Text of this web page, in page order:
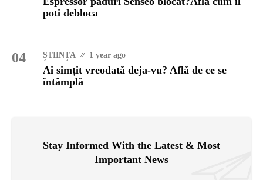
poti debloca
04 ȘTIINȚA 1 year ago
Ai simțit vreodată deja-vu? Află de ce se
întâmplă
Stay Informed With the Latest & Most
Important News